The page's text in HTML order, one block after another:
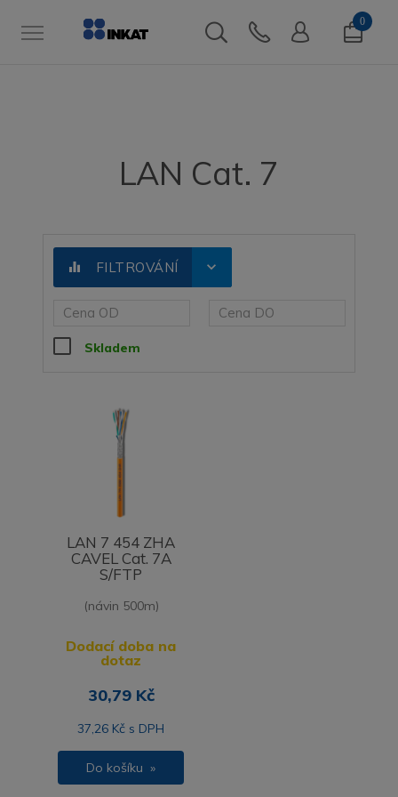
0
LAN Cat. 7
equalizer FILTROVÁNÍ expand_more
Skladem
LAN 7 454 ZHA
CAVEL Cat. 7A
S/FTP
(návin 500m)
Dodací doba na
dotaz
30,79 Kč
37,26 Kč s DPH
Do košíku »